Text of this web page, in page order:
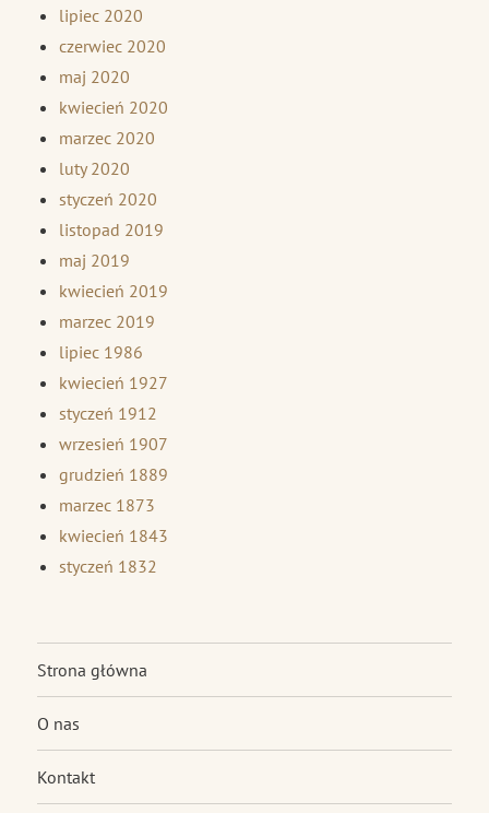
lipiec 2020
czerwiec 2020
maj 2020
kwiecień 2020
marzec 2020
luty 2020
styczeń 2020
listopad 2019
maj 2019
kwiecień 2019
marzec 2019
lipiec 1986
kwiecień 1927
styczeń 1912
wrzesień 1907
grudzień 1889
marzec 1873
kwiecień 1843
styczeń 1832
Strona główna
O nas
Kontakt